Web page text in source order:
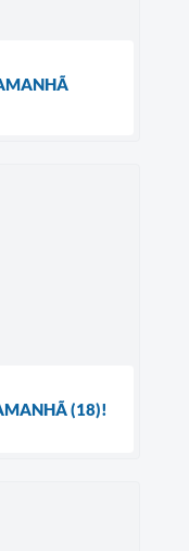
(18)!